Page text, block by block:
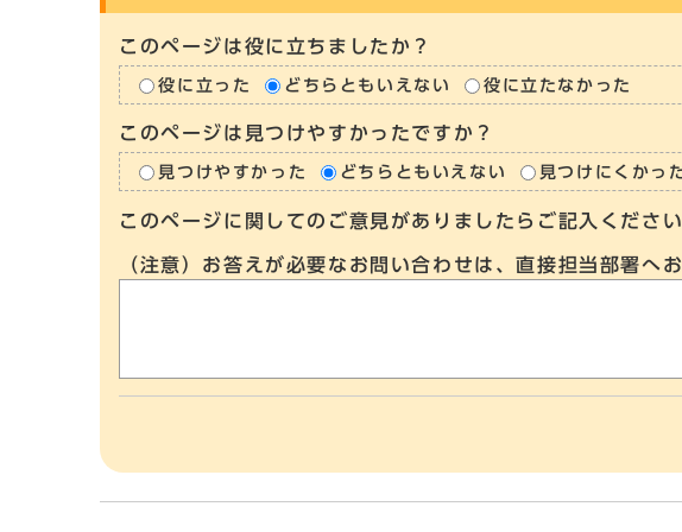
このページは役に立ちましたか？
役に立った どちらともいえない 役に立たなかった
このページは見つけやすかったですか？
見つけやすかった どちらともいえない 見つけにくかっ
このページに関してのご意見がありましたらご記入ください
（注意）お答えが必要なお問い合わせは、直接担当部署へ